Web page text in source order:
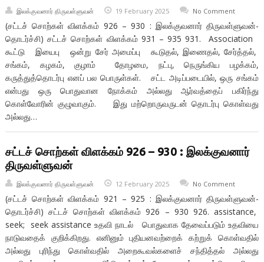
இலக்குவனார் திருவள்ளுவன் 19 February 2025 No Comment
(சட்டச் சொற்கள் விளக்கம் 926 – 930 : இலக்குவனார் திருவள்ளுவன்-
தொடர்ச்சி) சட்டச் சொற்கள் விளக்கம் 931 – 935 931. Association
கூட்டு இயைபு ஒன்று சேர்‌ அமைப்பு கூடுதல், இணைதல், சேர்த்தல்,
சங்கம், கழகம், குழாம் தோழமை, நட்பு, நெருங்கிய பழக்கம்,
கருத்துத்தொடர்பு எனப் பல பொருள்கள். சட்ட அடிப்படையில், ஒரு சங்கம்
என்பது ஒரு பொதுவான நோக்கம் அல்லது ஆர்வத்தைப் பகிர்ந்து
கொள்வோரின் குழுவாகும். இது மற்றொருவருடன் தொடர்பு கொள்வது
அல்லது…
சட்டச் சொற்கள் விளக்கம் 926 – 930 : இலக்குவனார்
திருவள்ளுவன்
இலக்குவனார் திருவள்ளுவன் 12 February 2025 No Comment
(சட்டச் சொற்கள் விளக்கம் 921 – 925 : இலக்குவனார் திருவள்ளுவன்-
தொடர்ச்சி) சட்டச் சொற்கள் விளக்கம் 926 – 930 926. assistance,
seek; seek assistance உதவி நாடல் பொதுவாக தேவைப்படும் உதவியை
நாடுவதைக் குறிக்கிறது. எனினும் புதியனவற்றைக் கற்றுக் கொள்வதில்
அல்லது புரிந்து கொள்வதில் அறைகூவல்களைச் சந்தித்தல் அல்லது